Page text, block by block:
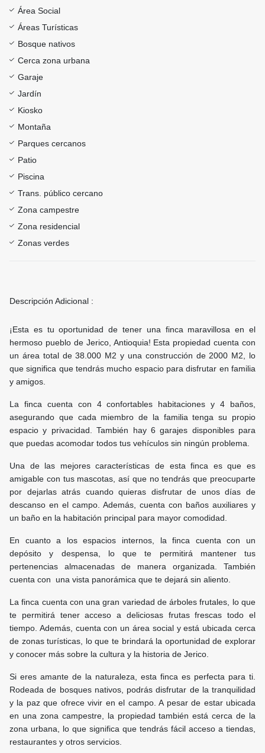
Área Social
Áreas Turísticas
Bosque nativos
Cerca zona urbana
Garaje
Jardín
Kiosko
Montaña
Parques cercanos
Patio
Piscina
Trans. público cercano
Zona campestre
Zona residencial
Zonas verdes
Descripción Adicional :
¡Esta es tu oportunidad de tener una finca maravillosa en el
hermoso pueblo de Jerico, Antioquia! Esta propiedad cuenta con
un área total de 38.000 M2 y una construcción de 2000 M2, lo
que significa que tendrás mucho espacio para disfrutar en familia
y amigos.
La finca cuenta con 4 confortables habitaciones y 4 baños,
asegurando que cada miembro de la familia tenga su propio
espacio y privacidad. También hay 6 garajes disponibles para
que puedas acomodar todos tus vehículos sin ningún problema.
Una de las mejores características de esta finca es que es
amigable con tus mascotas, así que no tendrás que preocuparte
por dejarlas atrás cuando quieras disfrutar de unos días de
descanso en el campo. Además, cuenta con baños auxiliares y
un baño en la habitación principal para mayor comodidad.
En cuanto a los espacios internos, la finca cuenta con un
depósito y despensa, lo que te permitirá mantener tus
pertenencias almacenadas de manera organizada. También
cuenta con una vista panorámica que te dejará sin aliento.
La finca cuenta con una gran variedad de árboles frutales, lo que
te permitirá tener acceso a deliciosas frutas frescas todo el
tiempo. Además, cuenta con un área social y está ubicada cerca
de zonas turísticas, lo que te brindará la oportunidad de explorar
y conocer más sobre la cultura y la historia de Jerico.
Si eres amante de la naturaleza, esta finca es perfecta para ti.
Rodeada de bosques nativos, podrás disfrutar de la tranquilidad
y la paz que ofrece vivir en el campo. A pesar de estar ubicada
en una zona campestre, la propiedad también está cerca de la
zona urbana, lo que significa que tendrás fácil acceso a tiendas,
restaurantes y otros servicios.